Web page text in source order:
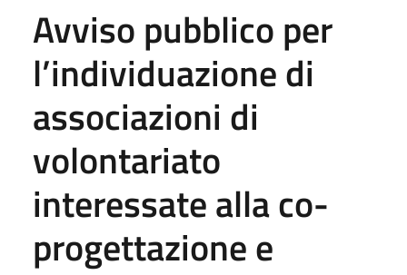
Avviso pubblico per
l’individuazione di
associazioni di
volontariato
interessate alla co-
progettazione e